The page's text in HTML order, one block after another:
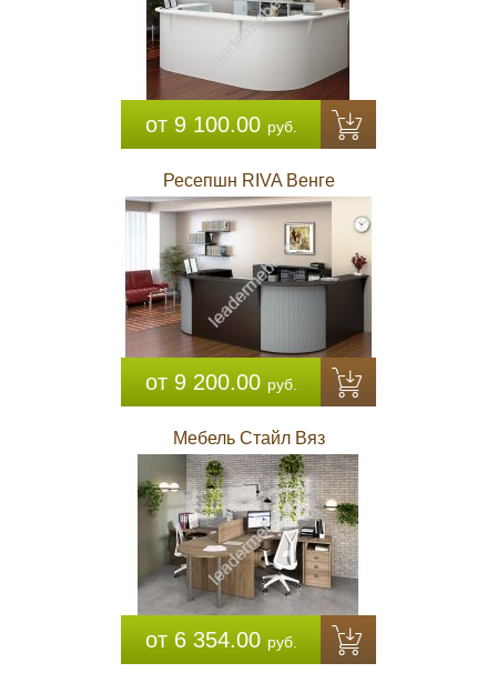
от 9 100.00 руб.
Ресепшн RIVA Венге
от 9 200.00 руб.
Мебель Стайл Вяз
от 6 354.00 руб.